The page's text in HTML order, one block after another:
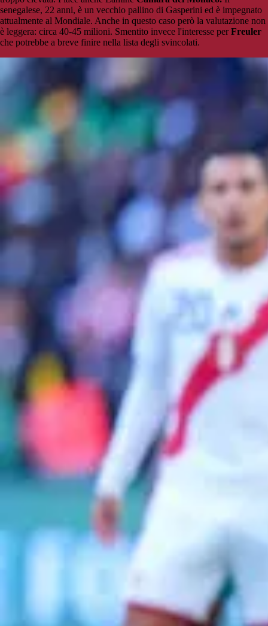
senegalese, 22 anni, è un vecchio pallino di Gasperini ed è impegnato
attualmente al Mondiale. Anche in questo caso però la valutazione non
è leggera: circa 40-45 milioni. Smentito invece l'interesse perFreuler
che potrebbe a breve finire nella lista degli svincolati.